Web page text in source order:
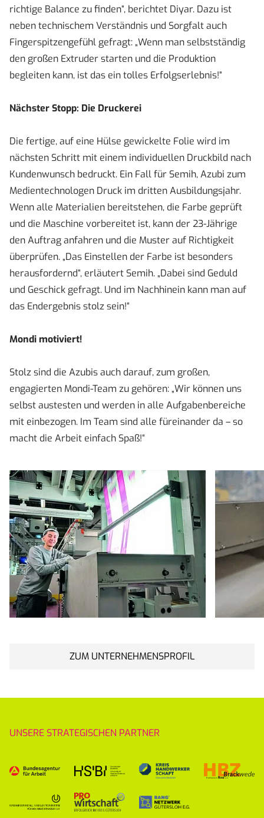
richtige Balance zu finden“, berichtet Diyar. Dazu ist
neben technischem Verständnis und Sorgfalt auch
Fingerspitzengefühl gefragt: „Wenn man selbstständig
den großen Extruder starten und die Produktion
begleiten kann, ist das ein tolles Erfolgserlebnis!“
Nächster Stopp: Die Druckerei
Die fertige, auf eine Hülse gewickelte Folie wird im
nächsten Schritt mit einem individuellen Druckbild nach
Kundenwunsch bedruckt. Ein Fall für Semih, Azubi zum
Medientechnologen Druck im dritten Ausbildungsjahr.
Wenn alle Materialien bereitstehen, die Farbe geprüft
und die Maschine vorbereitet ist, kann der 23-Jährige
den Auftrag anfahren und die Muster auf Richtigkeit
überprüfen. „Das Einstellen der Farbe ist besonders
herausfordernd“, erläutert Semih. „Dabei sind Geduld
und Geschick gefragt. Und im Nachhinein kann man auf
das Endergebnis stolz sein!“
Mondi motiviert!
Stolz sind die Azubis auch darauf, zum großen,
engagierten Mondi-Team zu gehören: „Wir können uns
selbst austesten und werden in alle Aufgabenbereiche
mit einbezogen. Im Team sind alle füreinander da – so
macht die Arbeit einfach Spaß!“
ZUM UNTERNEHMENSPROFIL
UNSERE STRATEGISCHEN PARTNER